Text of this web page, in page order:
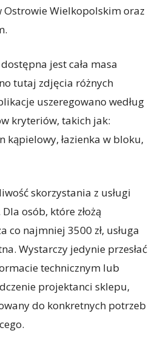
Ostrowie Wielkopolskim oraz
jest cała masa
tutaj zdjęcia różnych
uszeregowano według
kryteriów, takich jak:
kąpielowy, łazienka w bloku,
skorzystania z usługi
osób, które złożą
co najmniej 3500 zł, usługa
Wystarczy jedynie przesłać
technicznym lub
projektanci sklepu,
do konkretnych potrzeb